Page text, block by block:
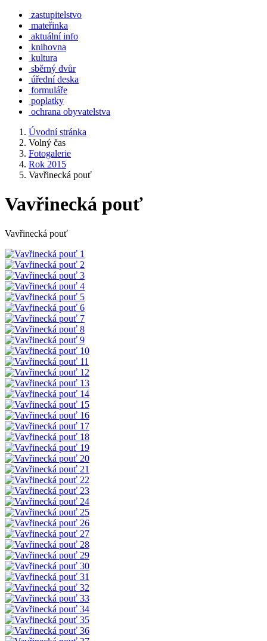
zastupitelstvo
mateřinka
aktuální info
knihovna
kultura
sběrný dvůr
úřední deska
formuláře
poplatky
ochrana obyvatelstva
Úvodní stránka
Volný čas
Fotogalerie
Rok 2015
Vavřinecká pouť
Vavřinecká pouť
Vavřinecká pouť